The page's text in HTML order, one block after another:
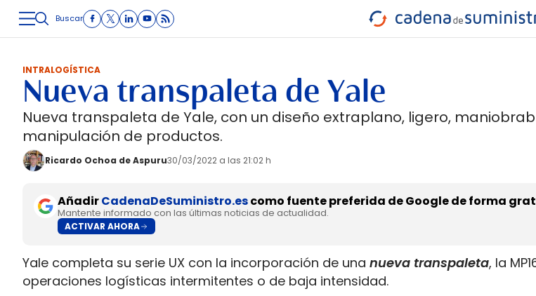
LOGÍSTICA INMOLOGÍSTICA INTRALOGÍSTICA CARRETERA
CARRETERA
MARÍTIMO
Buscar
INTRALOGÍSTICA
Nueva transpaleta de Yale
Nueva transpaleta de Yale, con un diseño extraplano, ligero,
manipulación de productos.
Ricardo Ochoa de Aspuru30/03/2022 a las 21:02 h
AñadirCadenaDeSuministro.escomo fuente preferida de Google de forma
Mantente informado con las últimas noticias de actualidad.
ACTIVAR AHORA
Yale completa su serie UX con la incorporación de una nueva transpaleta, la
operaciones logísticas intermitentes o de baja intensidad.